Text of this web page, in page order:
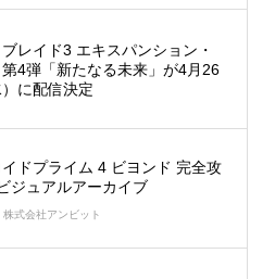
ブレイド3 エキスパンション・
4弾「新たなる未来」が4月26
に配信決定
イドプライム 4 ビヨンド 完全攻
ジュアルアーカイブ
株式会社アンビット